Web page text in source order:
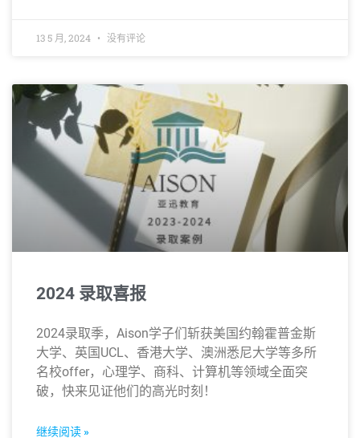
13 5 月, 2024 没有评论
2024 录取喜报
2024录取季，Aison学子们斩获美国约翰霍普金斯
大学、英国UCL、香港大学、澳洲悉尼大学等多所
名校offer，心理学、商科、计算机等领域全面突
破，快来见证他们的高光时刻！
继续阅读 »